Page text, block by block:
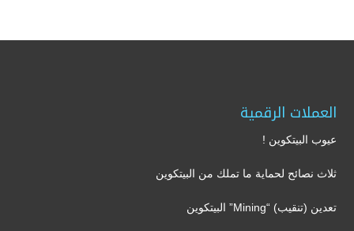
العملات الرقمية
عيوب البيتكوين !
ثلاث نصائح لحماية ما تملك من البيتكوين
تعدين (تنقيب) “Mining” البيتكوين